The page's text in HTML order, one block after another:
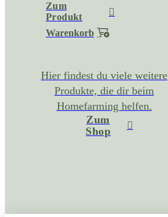
Zum
Produkt
Warenkorb
Hier findest du viele weitere
Produkte, die dir beim
Homefarming helfen.
Zum
Shop